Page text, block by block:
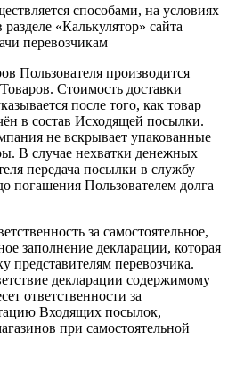
способами, на условиях
«Калькулятор» сайта
перевозчикам
Пользователя производится
Стоимость доставки
после того, как товар
в состав Исходящей посылки.
не вскрывает упакованные
В случае нехватки денежных
передача посылки в службу
погашения Пользователем долга
за самостоятельное,
заполнение декларации, которая
представителям перевозчика.
декларации содержимому
ответственности за
Входящих посылок,
при самостоятельной